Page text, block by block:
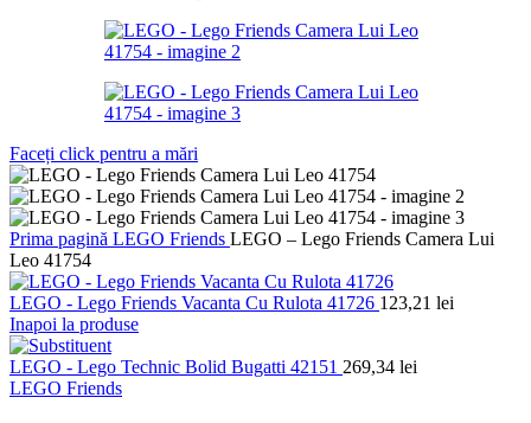
Faceți click pentru a mări
Prima pagină LEGO Friends LEGO – Lego Friends Camera Lui
Leo 41754
LEGO - Lego Friends Vacanta Cu Rulota 41726 123,21 lei
Inapoi la produse
LEGO - Lego Technic Bolid Bugatti 42151 269,34 lei
LEGO Friends